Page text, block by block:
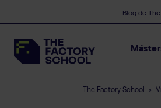
Blog de
The Factory School >